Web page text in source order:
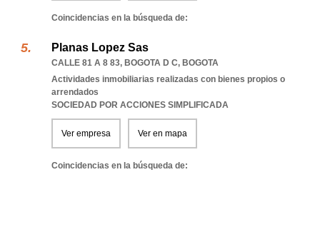
Coincidencias en la búsqueda de:
Planas Lopez Sas
CALLE 81 A 8 83, BOGOTA D C, BOGOTA
Actividades inmobiliarias realizadas con bienes propios o
arrendados
SOCIEDAD POR ACCIONES SIMPLIFICADA
Ver empresa Ver en mapa
Coincidencias en la búsqueda de: